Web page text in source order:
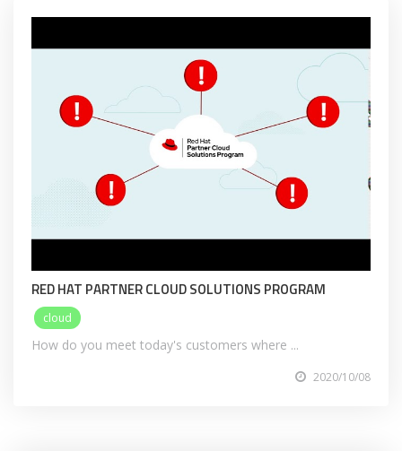
RED HAT PARTNER CLOUD SOLUTIONS PROGRAM
cloud
How do you meet today's customers where ...
2020/10/08